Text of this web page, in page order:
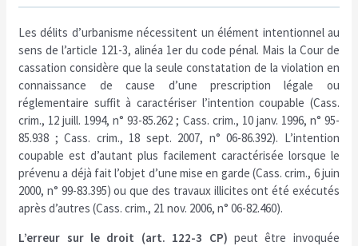
Les délits d’urbanisme nécessitent un élément intentionnel au
sens de l’article 121-3, alinéa 1er du code pénal. Mais la Cour de
cassation considère que la seule constatation de la violation en
connaissance de cause d’une prescription légale ou
réglementaire suffit à caractériser l’intention coupable (Cass.
crim., 12 juill. 1994, n° 93-85.262 ; Cass. crim., 10 janv. 1996, n° 95-
85.938 ; Cass. crim., 18 sept. 2007, n° 06-86.392). L’intention
coupable est d’autant plus facilement caractérisée lorsque le
prévenu a déjà fait l’objet d’une mise en garde (Cass. crim., 6 juin
2000, n° 99-83.395) ou que des travaux illicites ont été exécutés
après d’autres (Cass. crim., 21 nov. 2006, n° 06-82.460).
L’erreur sur le droit (art. 122-3 CP) peut être invoquée